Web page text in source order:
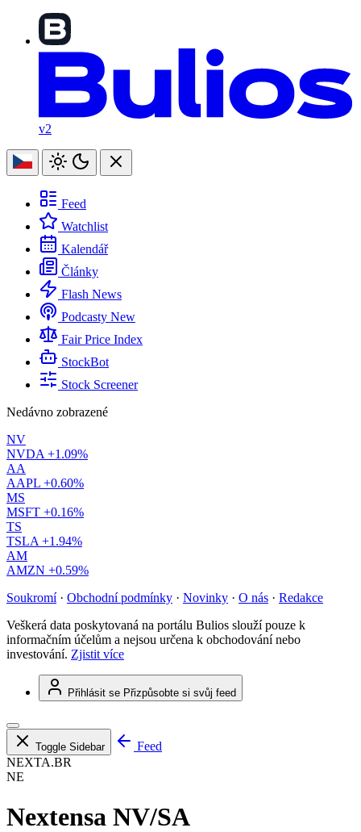
v2
Feed
Watchlist
Kalendář
Články
Flash News
Podcasty New
Fair Price Index
StockBot
Stock Screener
Nedávno zobrazené
NV
NVDA +1.09%
AA
AAPL +0.60%
MS
MSFT +0.16%
TS
TSLA +1.94%
AM
AMZN +0.59%
Soukromí · Obchodní podmínky · Novinky · O nás · Redakce
Veškerá data poskytovaná na portálu Bulios slouží pouze k
informačním účelům a nejsou určena k obchodování nebo
investování. Zjistit více
Přihlásit se Přizpůsobte si svůj feed
Toggle Sidebar
Feed
NEXTA.BR
NE
Nextensa NV/SA